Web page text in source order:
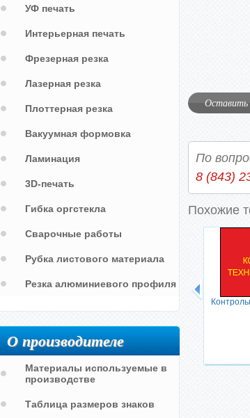
Оставить
По
8 (843)
Похожие
УФ печать
Интерьерная печать
Фрезерная резка
Лазерная резка
Плоттерная резка
Вакуумная формовка
Ламинация
3D-печать
Гибка оргстекла
Сварочные работы
Рубка листового материала
Резка алюминиевого профиля
О производителе
Материалы используемые в
производстве
Таблица размеров знаков